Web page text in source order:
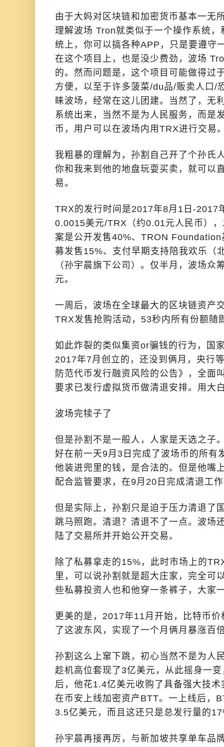
由于大妈对区块链和加密货币基本一无
理解波场 Tron就类似于一个操作系统
统上，你可以搞各种APP，只是要遵守
在这个项目上，也是没少费劲，波场
的。然而问题是，这个项目可能做得过
方便，以至于许多菠菜/du品/贩卖人口/
睐波场，经常在这儿团建。当然了，无
系统出来，当然不是为人民服务，而是
币，用户可以在波场内用TRX进行交易
我粗暴的理解为，孙割自己开了个孙氏
你和我来到他的地盘玩耍买卖，就可以
易。
TRX的发行时间是2017年8月1日-2017
0.0015美元/TRX（约0.01元人民币）
案是公开发售40%、TRON
募发售15%、支付早期支持陪我欢乐（
（孙宇晨旗下公司）。仅半月，波场众
元。
一周后，波场在全球最大的区块链资产
TRX发售抢购活动，53秒内所有份额随
如此炸裂的类似集资or骗钱的行为，国
2017年7月创立的，还没到俩月，央行
防范代币发行融资风险的公告》，全面
要求已发行虚拟货币做清退安排。用大
波场完犊子了
但是孙割不是一般人，人家是天选之子
好在前一天9月3日完成了波场币的所有
他装进兜里的钱，是合法的。但是他嘴
配合监管要求，在9月20日完成清退工
但是实际上，孙割只是迫于压力清退了
跳马照跑。清退？清退不了一点。波场
陆了交易所并开始公开交易。
除了私募拿走的15%，此时市场上的
里，可以说孙割就是超大庄家，完全可
些私募投资人也和他穿一条裤子，大家
更美的是，2017年11月开始，比特币
了这波东风，实现了一个月俩月暴涨百
孙割这么上窜下跳，初心当然不是为人
趁机高位套现了3亿美元，从此摇身一
后，他花1.4亿美元收购了具备强大技
在币安上线加密资产BTT。一上线后，
3.5亿美元，而且这还只是总发行量的
孙宇晨再接再厉，与新加坡共享单车品